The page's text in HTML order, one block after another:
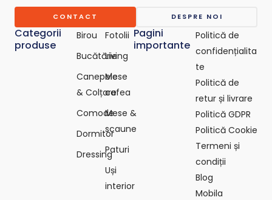
o
m
Categorii
produse
Birou
Bucătărie
Canepele
& Colțare
Comode
Dormitor
Dressing
Fotolii
Living
Mese
cafea
Mese &
scaune
Paturi
Uși
interior
Pagini
importante
Politică de
confidențialita
te
Politică de
retur și livrare
Politică GDPR
Politică Cookie
Termeni și
condiții
Blog
Mobila
CONTACT DESPRE NOI